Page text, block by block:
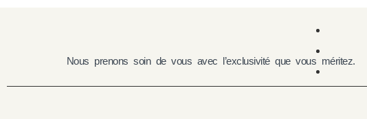
Nous prenons soin de vous avec l’exclusivité que vous méritez.